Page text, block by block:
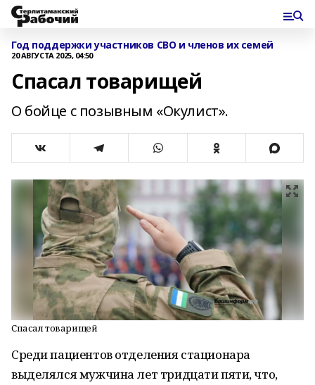
Год поддержки участников СВО и членов их семей
20 АВГУСТА 2025, 04:50
Спасал товарищей
О бойце с позывным «Окулист».
Спасал товарищей
Среди пациентов отделения стационара
выделялся мужчина лет тридцати пяти, что,